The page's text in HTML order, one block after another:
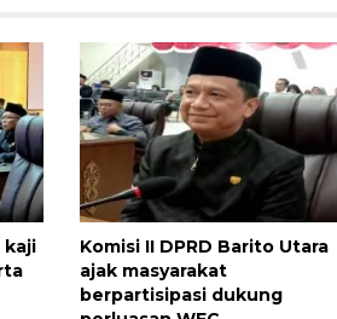
kaji
Komisi II DPRD Barito Utara
ajak masyarakat
berpartisipasi dukung